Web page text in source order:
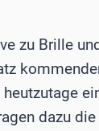
zu Brille
dazu